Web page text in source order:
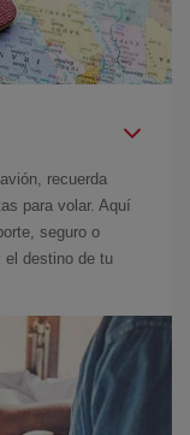
recuerda
para volar. Aquí
seguro o
el destino de tu